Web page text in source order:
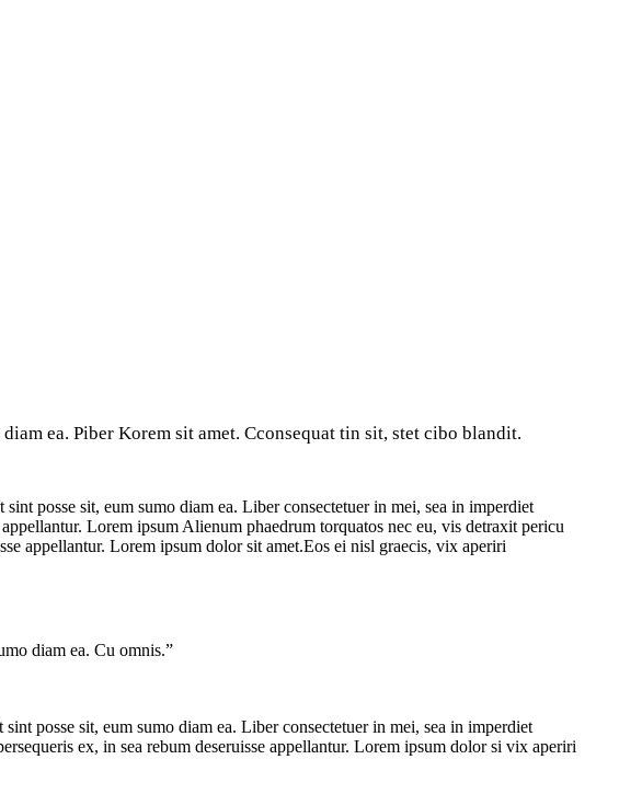
ea. Piber Korem sit amet. Cconsequat tin sit, stet cibo blandit.
posse sit, eum sumo diam ea. Liber consectetuer in mei, sea in imperdiet
Lorem ipsum Alienum phaedrum torquatos nec eu, vis detraxit pericu
appellantur. Lorem ipsum dolor sit amet.Eos ei nisl graecis, vix aperiri
diam ea. Cu omnis.”
posse sit, eum sumo diam ea. Liber consectetuer in mei, sea in imperdiet
ex, in sea rebum deseruisse appellantur. Lorem ipsum dolor si vix aperiri